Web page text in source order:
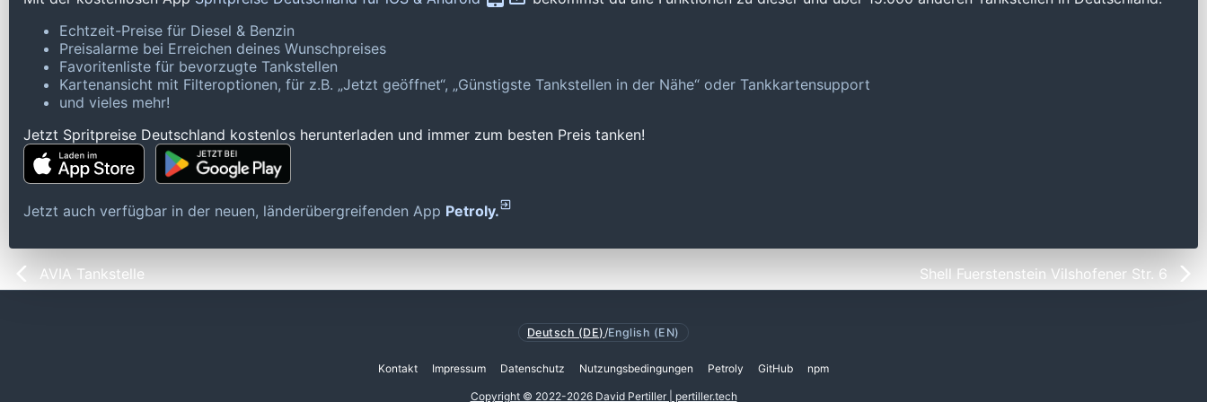
Echtzeit-Preise für Diesel & Benzin
Preisalarme bei Erreichen deines Wunschpreises
Favoritenliste für bevorzugte Tankstellen
Kartenansicht mit Filteroptionen, für z.B. „Jetzt geöffnet“, „Günstigste Tankstellen in der Nähe“ oder Tankkartensupport
und vieles mehr!
Jetzt Spritpreise Deutschland kostenlos herunterladen und immer zum besten Preis tanken!
Jetzt auch verfügbar in der neuen, länderübergreifenden App Petroly.
AVIA Tankstelle Shell Fuerstenstein Vilshofener Str. 6
Deutsch (DE) /English (EN)
Kontakt Impressum Datenschutz Nutzungsbedingungen Petroly GitHub npm
Copyright © 2022-2026 David Pertiller | pertiller.tech